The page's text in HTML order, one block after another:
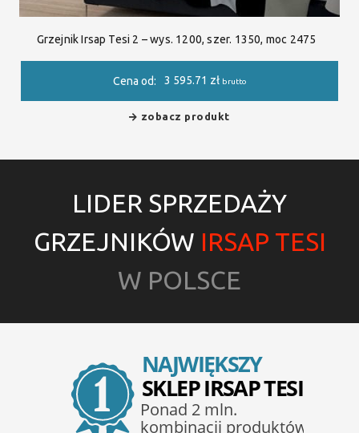
Grzejnik Irsap Tesi 2 – wys. 1200, szer. 1350, moc 2475
Cena od: 3 595.71 zł brutto
zobacz produkt
LIDER SPRZEDAŻY
GRZEJNIKÓW IRSAP TESI
W POLSCE